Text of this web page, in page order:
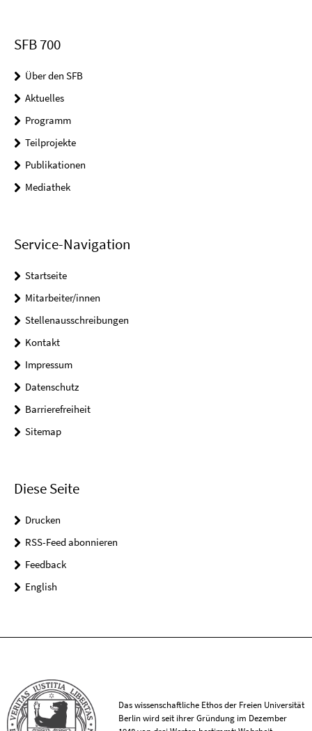
SFB 700
Über den SFB
Aktuelles
Programm
Teilprojekte
Publikationen
Mediathek
Service-Navigation
Startseite
Mitarbeiter/innen
Stellenausschreibungen
Kontakt
Impressum
Datenschutz
Barrierefreiheit
Sitemap
Diese Seite
Drucken
RSS-Feed abonnieren
Feedback
English
Das wissenschaftliche Ethos der Freien Universität
Berlin wird seit ihrer Gründung im Dezember